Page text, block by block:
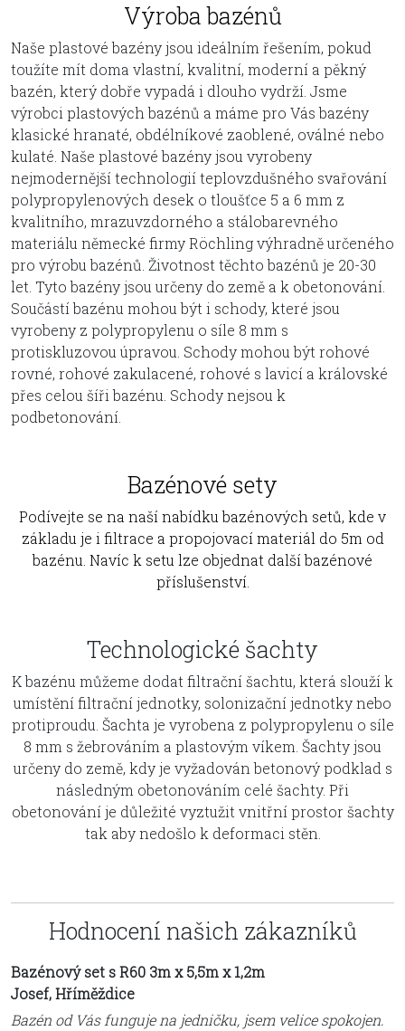
Výroba bazénů
Naše plastové bazény jsou ideálním řešením, pokud
toužíte mít doma vlastní, kvalitní, moderní a pěkný
bazén, který dobře vypadá i dlouho vydrží. Jsme
výrobci plastových bazénů a máme pro Vás bazény
klasické hranaté, obdélníkové zaoblené, oválné nebo
kulaté. Naše plastové bazény jsou vyrobeny
nejmodernější technologií teplovzdušného svařování
polypropylenových desek o tloušťce 5 a 6 mm z
kvalitního, mrazuvzdorného a stálobarevného
materiálu německé firmy Röchling výhradně určeného
pro výrobu bazénů. Životnost těchto bazénů je 20-30
let. Tyto bazény jsou určeny do země a k obetonování.
Součástí bazénu mohou být i schody, které jsou
vyrobeny z polypropylenu o síle 8 mm s
protiskluzovou úpravou. Schody mohou být rohové
rovné, rohové zakulacené, rohové s lavicí a královské
přes celou šíři bazénu. Schody nejsou k
podbetonování.
Bazénové sety
Podívejte se na naší nabídku bazénových setů, kde v
základu je i filtrace a propojovací materiál do 5m od
bazénu. Navíc k setu lze objednat další bazénové
příslušenství.
Technologické šachty
K bazénu můžeme dodat filtrační šachtu, která slouží k
umístění filtrační jednotky, solonizační jednotky nebo
protiproudu. Šachta je vyrobena z polypropylenu o síle
8 mm s žebrováním a plastovým víkem. Šachty jsou
určeny do země, kdy je vyžadován betonový podklad s
následným obetonováním celé šachty. Při
obetonování je důležité vyztužit vnitřní prostor šachty
tak aby nedošlo k deformaci stěn.
Hodnocení našich zákazníků
Bazénový set s R60 3m x 5,5m x 1,2m
Josef, Hříměždice
Bazén od Vás funguje na jedničku, jsem velice spokojen.